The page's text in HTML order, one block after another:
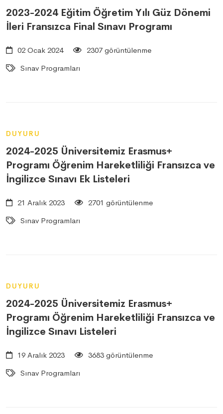
2023-2024 Eğitim Öğretim Yılı Güz Dönemi
İleri Fransızca Final Sınavı Programı
02 Ocak 2024
2307 görüntülenme
Sınav Programları
DUYURU
2024-2025 Üniversitemiz Erasmus+
Programı Öğrenim Hareketliliği Fransızca ve
İngilizce Sınavı Ek Listeleri
21 Aralık 2023
2701 görüntülenme
Sınav Programları
DUYURU
2024-2025 Üniversitemiz Erasmus+
Programı Öğrenim Hareketliliği Fransızca ve
İngilizce Sınavı Listeleri
19 Aralık 2023
3683 görüntülenme
Sınav Programları